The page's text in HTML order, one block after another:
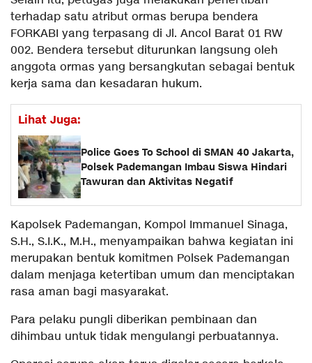
terhadap satu atribut ormas berupa bendera
FORKABI yang terpasang di Jl. Ancol Barat 01 RW
002. Bendera tersebut diturunkan langsung oleh
anggota ormas yang bersangkutan sebagai bentuk
kerja sama dan kesadaran hukum.
Lihat Juga:
Police Goes To School di SMAN 40 Jakarta,
Polsek Pademangan Imbau Siswa Hindari
Tawuran dan Aktivitas Negatif
Kapolsek Pademangan, Kompol Immanuel Sinaga,
S.H., S.I.K., M.H., menyampaikan bahwa kegiatan ini
merupakan bentuk komitmen Polsek Pademangan
dalam menjaga ketertiban umum dan menciptakan
rasa aman bagi masyarakat.
Para pelaku pungli diberikan pembinaan dan
dihimbau untuk tidak mengulangi perbuatannya.